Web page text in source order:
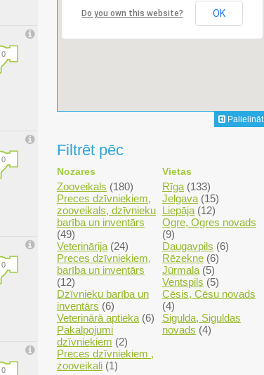
0
0
0
0
Do you own this website? OK
Palielināt
Filtrēt pēc
Nozares
Zooveikals (180)
Preces dzīvniekiem,
zooveikals, dzīvnieku
barība un inventārs
(49)
Veterinārija (24)
Preces dzīvniekiem,
barība un inventārs
(12)
Dzīvnieku barība un
inventārs (6)
Veterinārā aptieka (6)
Pakalpojumi
dzīvniekiem (2)
Preces dzīvniekiem ,
zooveikali (1)
Vietas
Rīga (133)
Jelgava (15)
Liepāja (12)
Ogre, Ogres novads
(9)
Daugavpils (6)
Rēzekne (6)
Jūrmala (5)
Ventspils (5)
Cēsis, Cēsu novads
(4)
Sigulda, Siguldas
novads (4)